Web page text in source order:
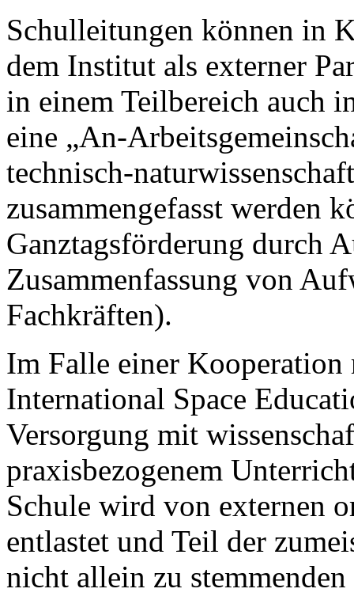
Schulleitungen können in
dem Institut als externer
in einem Teilbereich auch
eine „An-
technisch-
zusammengefasst werden
Ganztagsförderung durch
Zusammenfassung von
Fachkräften).
Im Falle einer
International Space
Versorgung mit
praxisbezogenem
Schule wird von externen
entlastet und Teil der
nicht allein zu